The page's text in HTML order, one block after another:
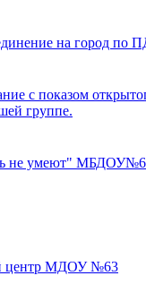
на город по
с показом
группе.
не умеют"
центр МДОУ №63